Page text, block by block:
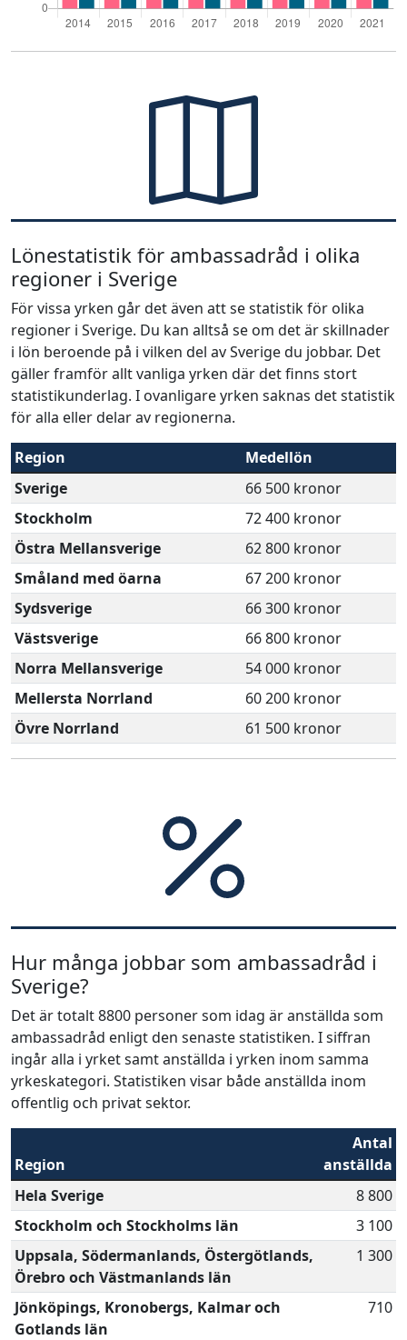
Lönestatistik för ambassadråd i olika
regioner i Sverige
För vissa yrken går det även att se statistik för olika
regioner i Sverige. Du kan alltså se om det är skillnader
i lön beroende på i vilken del av Sverige du jobbar. Det
gäller framför allt vanliga yrken där det finns stort
statistikunderlag. I ovanligare yrken saknas det statistik
för alla eller delar av regionerna.
Region
Medellön
Sverige
66 500 kronor
Stockholm
72 400 kronor
Östra Mellansverige
62 800 kronor
Småland med öarna
67 200 kronor
Sydsverige
66 300 kronor
Västsverige
66 800 kronor
Norra Mellansverige
54 000 kronor
Mellersta Norrland
60 200 kronor
Övre Norrland
61 500 kronor
Hur många jobbar som ambassadråd i
Sverige?
Det är totalt 8800 personer som idag är anställda som
ambassadråd enligt den senaste statistiken. I siffran
ingår alla i yrket samt anställda i yrken inom samma
yrkeskategori. Statistiken visar både anställda inom
offentlig och privat sektor.
Region
Antal
anställda
Hela Sverige
8 800
Stockholm och Stockholms län
3 100
Uppsala, Södermanlands, Östergötlands,
Örebro och Västmanlands län
1 300
Jönköpings, Kronobergs, Kalmar och
Gotlands län
710